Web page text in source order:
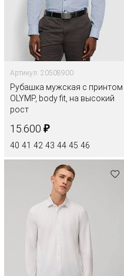
Артикул: 20508900
Рубашка мужская с принтом
OLYMP, body fit, на высокий
рост
15.600 ₽
40 41 42 43 44 45 46